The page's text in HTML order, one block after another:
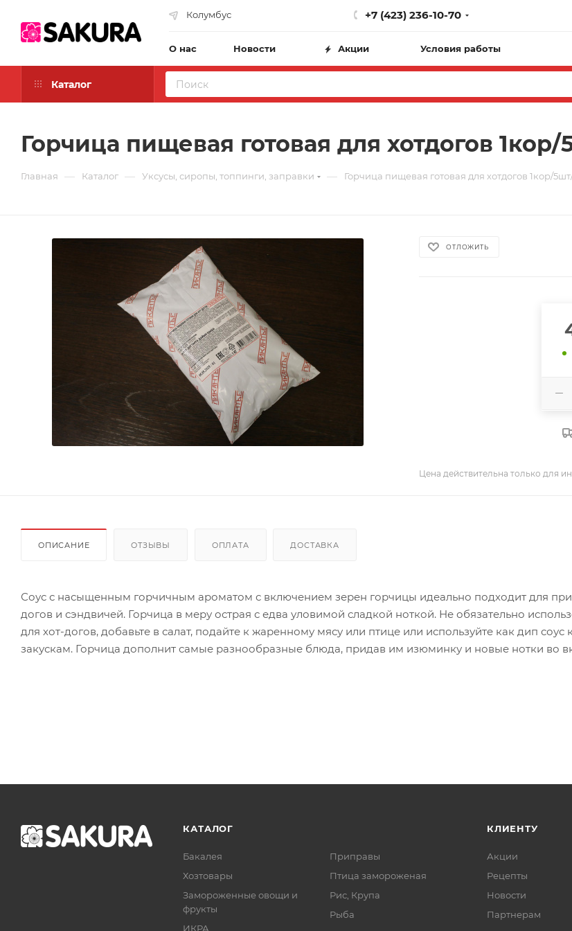
Колумбус +7 (423) 236-10-70
О нас Новости Акции Условия работы
Каталог
Горчица пищевая готовая для хотдогов 1кор/
Главная — Каталог — Уксусы, сиропы, топпинги, заправки — Горчица пищевая готовая для хотдогов 1кор/
ОТЛОЖИТЬ
Цена действительна только для
ОПИСАНИЕ ОТЗЫВЫ ОПЛАТА ДОСТАВКА
Соус с насыщенным горчичным ароматом с включением зерен горчицы идеально подходит для
догов и сэндвичей. Горчица в меру острая с едва уловимой сладкой ноткой. Не обязательно
для хот-догов, добавьте в салат, подайте к жаренному мясу или птице или используйте как дип
закускам. Горчица дополнит самые разнообразные блюда, придав им изюминку и новые нотки во
КАТАЛОГ
Бакалея
Хозтовары
Замороженные овощи и
фрукты
ИКРА
Приправы
Птица замороженая
Рис, Крупа
Рыба
КЛИЕНТУ
Акции
Рецепты
Новости
Партнерам